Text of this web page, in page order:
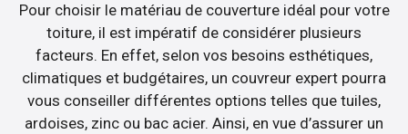
Pour choisir le matériau de couverture idéal pour votre
toiture, il est impératif de considérer plusieurs
facteurs. En effet, selon vos besoins esthétiques,
climatiques et budgétaires, un couvreur expert pourra
vous conseiller différentes options telles que tuiles,
ardoises, zinc ou bac acier. Ainsi, en vue d’assurer un